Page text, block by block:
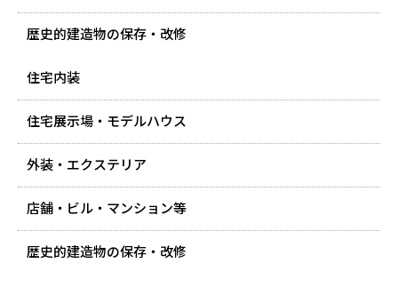
歴史的建造物の保存・改修
住宅内装
住宅展示場・モデルハウス
外装・エクステリア
店舗・ビル・マンション等
歴史的建造物の保存・改修